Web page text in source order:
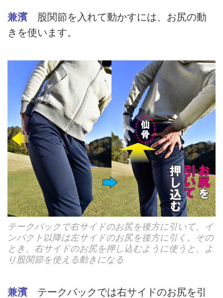
兼濱 股関節を入れて動かすには、お尻の動
きを使います。
テークバックで右サイドのお尻を後方に引いて、イ
ンパクト以降は左サイドのお尻を後方に引く。その
とき、右サイドのお尻を押し込むように使うと、よ
り股関節を使える動きになる
兼濱 テークバックでは右サイドのお尻を引